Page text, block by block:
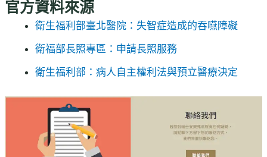
官方資料來源
衛生福利部臺北醫院：失智症造成的吞嚥障礙
衛福部長照專區：申請長照服務
衛生福利部：病人自主權利法與預立醫療決定